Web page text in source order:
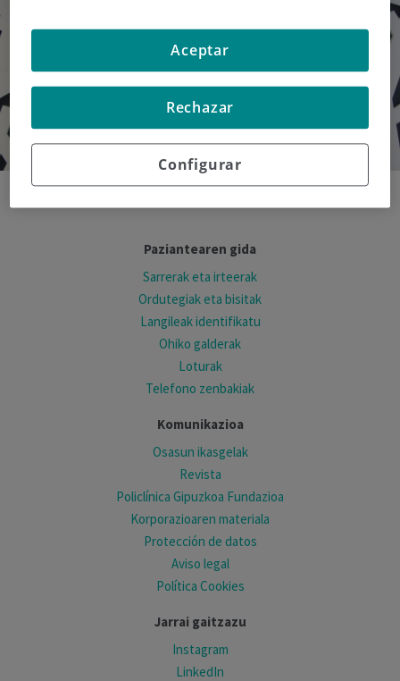
Paziantearen gida
Sarrerak eta irteerak
Ordutegiak eta bisitak
Langileak identifikatu
Ohiko galderak
Loturak
Telefono zenbakiak
Komunikazioa
Osasun ikasgelak
Revista
Policlínica Gipuzkoa Fundazioa
Korporazioaren materiala
Protección de datos
Aviso legal
Política Cookies
Jarrai gaitzazu
Instagram
LinkedIn
Configurar
Rechazar
Aceptar